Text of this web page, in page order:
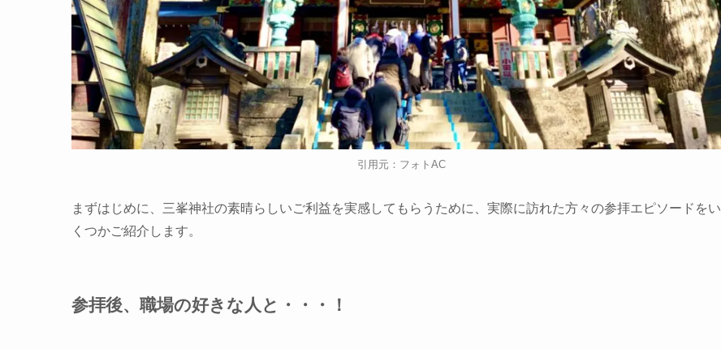
引用元：フォトAC
まずはじめに、三峯神社の素晴らしいご利益を実感してもらうために、実際に訪れた方々の参拝エピソードをい
くつかご紹介します。
参拝後、職場の好きな人と・・・！